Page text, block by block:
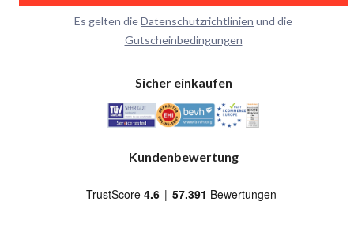
Es gelten dieDatenschutzrichtlinien und die
Gutscheinbedingungen
Sicher einkaufen
Kundenbewertung